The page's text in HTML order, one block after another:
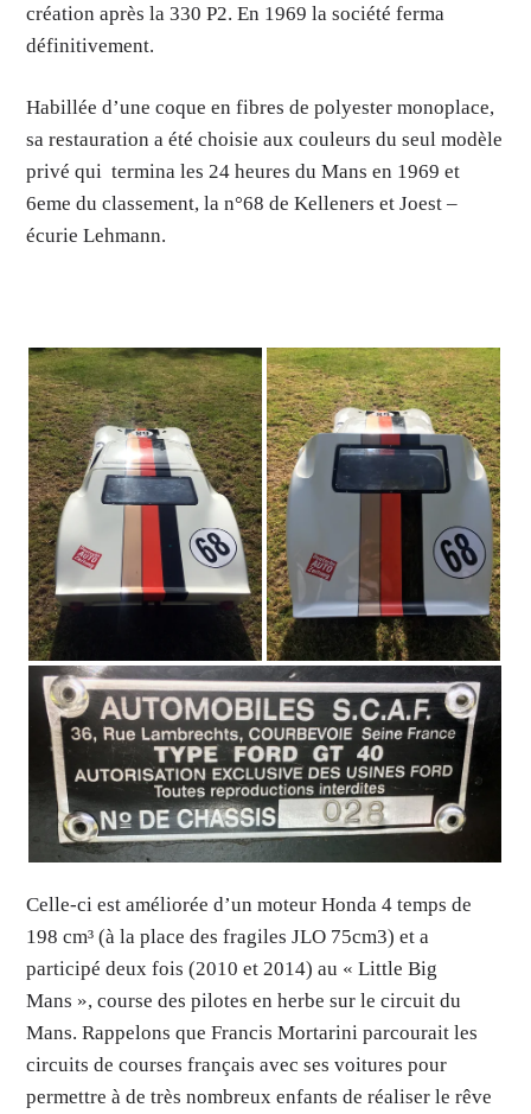
création après la 330 P2. En 1969 la société ferma
définitivement.
Habillée d’une coque en fibres de polyester monoplace,
sa restauration a été choisie aux couleurs du seul modèle
privé qui termina les 24 heures du Mans en 1969 et
6eme du classement, la n°68 de Kelleners et Joest –
écurie Lehmann.
Celle-ci est améliorée d’un moteur Honda 4 temps de
198 cm³ (à la place des fragiles JLO 75cm3) et a
participé deux fois (2010 et 2014) au « Little Big
Mans », course des pilotes en herbe sur le circuit du
Mans. Rappelons que Francis Mortarini parcourait les
circuits de courses français avec ses voitures pour
permettre à de très nombreux enfants de réaliser le rêve